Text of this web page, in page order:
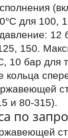
для 100,
12
150.
10 бар для
кольца
и 80-315).
по